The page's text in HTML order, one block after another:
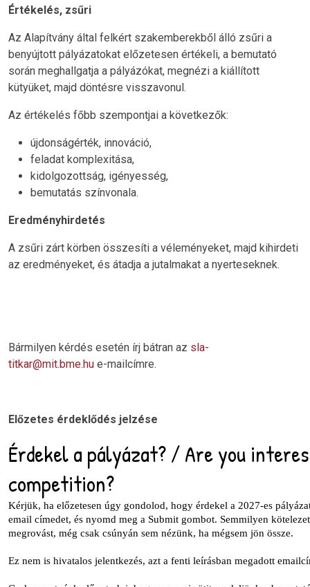
Értékelés, zsűri
Az Alapítvány által felkért szakemberekből álló zsűri a
benyújtott pályázatokat előzetesen értékeli, a bemutató
során meghallgatja a pályázókat, megnézi a kiállított
kütyüket, majd döntésre visszavonul.
Az értékelés főbb szempontjai a következők:
újdonságérték, innováció,
feladat komplexitása,
kidolgozottság, igényesség,
bemutatás színvonala.
Eredményhirdetés
A zsűri zárt körben összesíti a véleményeket, majd kihirdeti
az eredményeket, és átadja a jutalmakat a nyerteseknek.
Bármilyen kérdés esetén írj bátran az sla-
titkar@mit.bme.hu e-mailcímre.
Előzetes érdeklődés jelzése